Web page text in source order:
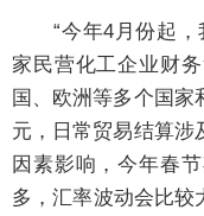
“今年4月份起，
家民营化工企业财
国、欧洲等多个国家
元，日常贸易结算涉
因素影响，今年春
多，汇率波动会比较